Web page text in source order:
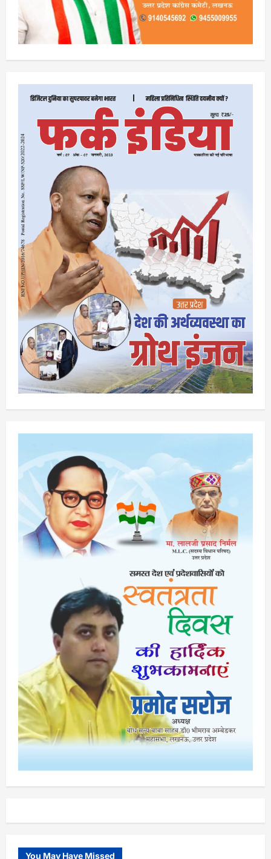
You May Have Missed